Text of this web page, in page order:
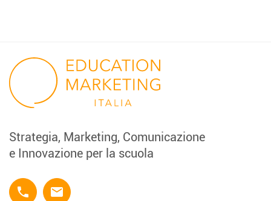
Strategia, Marketing, Comunicazione
e Innovazione per la scuola
phone email